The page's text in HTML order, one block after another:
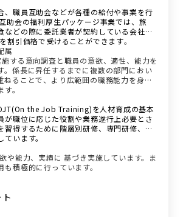
、職員互助会などが各種の給付や事業を行
助会の福利厚生パッケージ事業では、旅
などの際に委託業者が契約している会社や
割引価格で受けることができます。
属
する意向調査と職員の意欲、適性、能力を
。係長に昇任するまでに複数の部門におい
ねることで、より広範囲の職務能力を身に
。
the Job Training)を人材育成の基本
が職位に応じた役割や業務遂行上必要とさ
習得するために階層別研修、専門研修、派
います。
や能力、実績に 基づき実施しています。ま
積極的に行っています。